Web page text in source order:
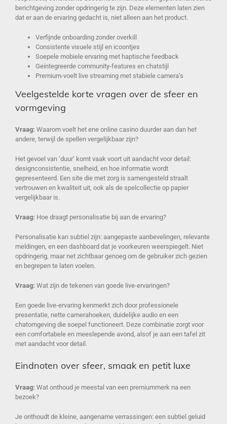
berichtgeving zonder opdringerig te zijn. Deze elementen laten zien
dat er aan de ervaring gedacht is, niet alleen aan het product.
Verfijnde onboarding zonder overkill
Consistente visuele stijl en icoontjes
Soepele mobiele ervaring met haptische feedback
Geïntegreerde community-features en chatstijl
Premium-voelt live streaming met stabiele camera’s
Veelgestelde korte vragen over de sfeer en
vormgeving
Vraag: Waarom voelt het ene online casino duurder aan dan het
andere, terwijl de spellen vergelijkbaar zijn?
Het gevoel van ‘duur’ komt vaak voort uit aandacht voor detail:
designconsistentie, snelheid, en hoe informatie wordt
gepresenteerd. Een site die met zorg is samengesteld straalt
vertrouwen en kwaliteit uit, ook als de spelcollectie op papier
vergelijkbaar is.
Vraag: Hoe draagt personalisatie bij aan de ervaring?
Personalisatie kan subtiel zijn: aangepaste aanbevelingen, relevante
meldingen, en een dashboard dat je voorkeuren weerspiegelt. Niet
opdringerig, maar net zichtbaar genoeg om de gebruiker zich gezien
en begrepen te laten voelen.
Vraag: Wat zijn de tekenen van goede live-ervaringen?
Een goede live-ervaring kenmerkt zich door professionele
presentatie, nette camerahoeken, duidelijke audio en een
chatomgeving die soepel functioneert. Deze combinatie zorgt voor
een comfortabele en meeslepende avond, alsof je aan een tafel zit
met aandacht voor detail.
Eindnoten over sfeer, smaak en petit luxe
Vraag: Wat onthoud je meestal van een premiummerk na een
bezoek?
Je onthoudt de kleine, aangename verrassingen: een subtiel geluid